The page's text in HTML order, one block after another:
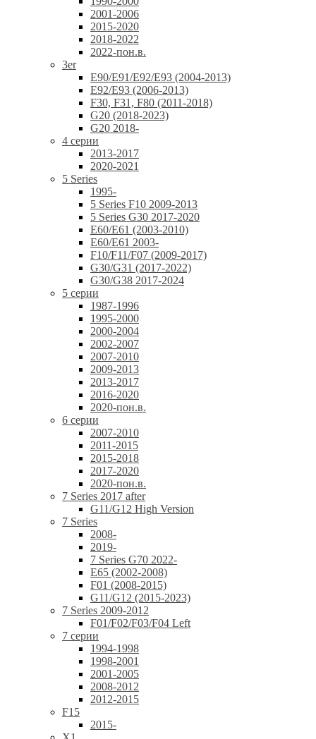
2001-2006
2015-2020
2018-2022
2022-пон.в.
3er
E90/E91/E92/E93 (2004-2013)
E92/E93 (2006-2013)
F30, F31, F80 (2011-2018)
G20 (2018-2023)
G20 2018-
4 серии
2013-2017
2020-2021
5 Series
1995-
5 Series F10 2009-2013
5 Series G30 2017-2020
E60/E61 (2003-2010)
E60/E61 2003-
F10/F11/F07 (2009-2017)
G30/G31 (2017-2022)
G30/G38 2017-2024
5 серии
1987-1996
1995-2000
2000-2004
2002-2007
2007-2010
2009-2013
2013-2017
2016-2020
2020-пон.в.
6 серии
2007-2010
2011-2015
2015-2018
2017-2020
2020-пон.в.
7 Series 2017 after
G11/G12 High Version
7 Series
2008-
2019-
7 Series G70 2022-
E65 (2002-2008)
F01 (2008-2015)
G11/G12 (2015-2023)
7 Series 2009-2012
F01/F02/F03/F04 Left
7 серии
1994-1998
1998-2001
2001-2005
2008-2012
2012-2015
F15
2015-